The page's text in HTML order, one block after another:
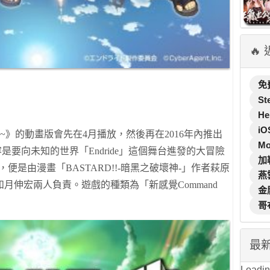
》的動畫版會先在4月播放，然後再在2016年內推出
要向未知的世界「 Endride 」 這個舞台進發的大冒險
便是由漫畫「 BASTARD!!-暗黑之破壞神- 」 作者萩原
月伸宏兩人負責 。遊戲的種類為「 新感覺Command
🔥
免
加
燕
金
哥
最